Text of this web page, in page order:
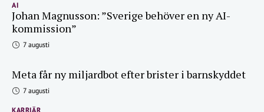
AI
Johan Magnusson: ”Sverige behöver en ny AI-
kommission”
7 augusti
Meta får ny miljardbot efter brister i barnskyddet
7 augusti
KARRIÄR